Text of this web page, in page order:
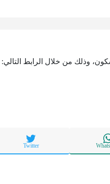
وذلك من خلال الرابط التالي:
Twitter